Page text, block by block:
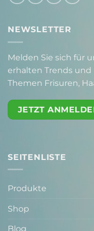
NEWSLETTER
Melden Sie sich für
erhalten Trends
Themen Frisuren,
JETZT
SEITENLISTE
Produkte
Shop
Blog